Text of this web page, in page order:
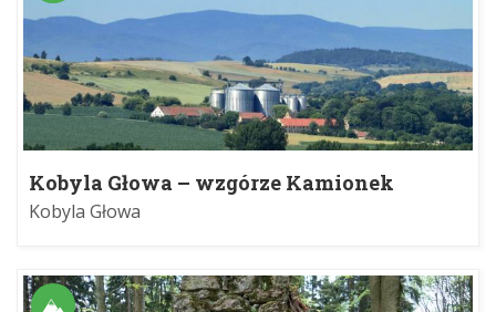
Kobyla Głowa – wzgórze Kamionek
Kobyla Głowa